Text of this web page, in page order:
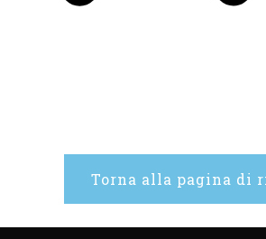
Torna alla pagina di